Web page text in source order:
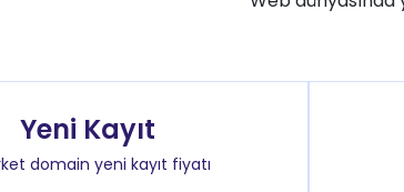
Yeni Kayıt
domain yeni kayıt fiyatı